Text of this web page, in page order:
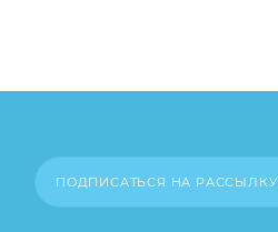
ПОДПИСАТЬСЯ НА РАССЫЛКУ